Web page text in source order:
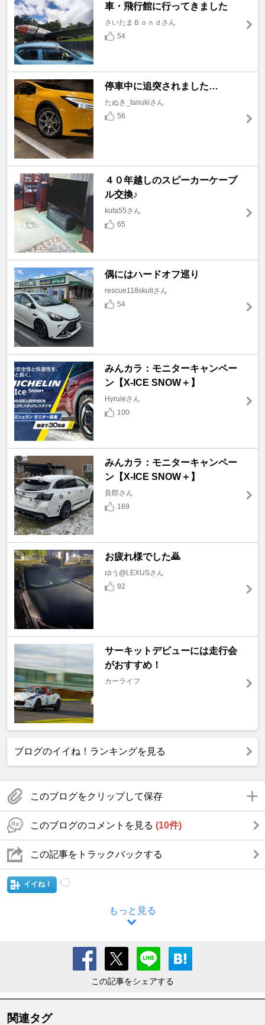
車・飛行館に行ってきました
さいたまＢｏｎｄさん
54
停車中に追突されました…
たぬき_tanukiさん
56
４０年越しのスピーカーケーブ
ル交換♪
kuta55さん
65
偶にはハードオフ巡り
rescue118skullさん
54
みんカラ：モニターキャンペー
ン【X-ICE SNOW＋】
Hyruleさん
100
みんカラ：モニターキャンペー
ン【X-ICE SNOW＋】
良郎さん
169
お疲れ様でした🙇
ゆう@LEXUSさん
92
サーキットデビューには走行会
がおすすめ！
カーライフ
ブログのイイね！ランキングを見る
このブログをクリップして保存
このブログのコメントを見る (10件)
この記事をトラックバックする
イイね！
もっと見る
この記事をシェアする
関連タグ